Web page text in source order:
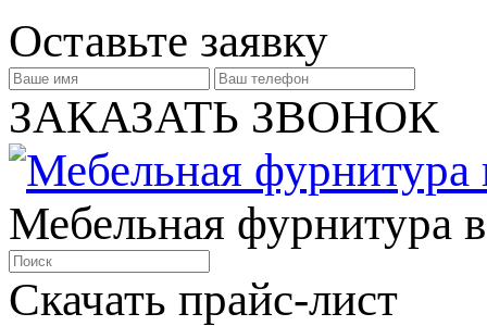
Оставьте заявку
ЗАКАЗАТЬ ЗВОНОК
Мебельная фурнитура
Скачать прайс-лист